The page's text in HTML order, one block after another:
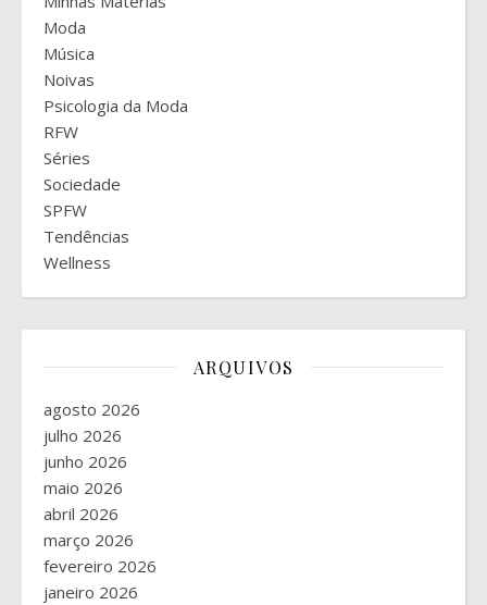
Moda
Música
Noivas
Psicologia da Moda
RFW
Séries
Sociedade
SPFW
Tendências
Wellness
ARQUIVOS
agosto 2026
julho 2026
junho 2026
maio 2026
abril 2026
março 2026
fevereiro 2026
janeiro 2026